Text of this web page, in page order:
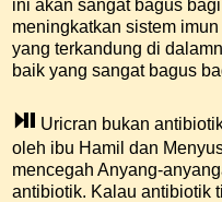
ini akan sangat bagus
meningkatkan sistem
yang terkandung di
baik yang sangat bagus
⏯ Uricran bukan
oleh ibu Hamil dan
mencegah Anyang-
antibiotik. Kalau antibiotik